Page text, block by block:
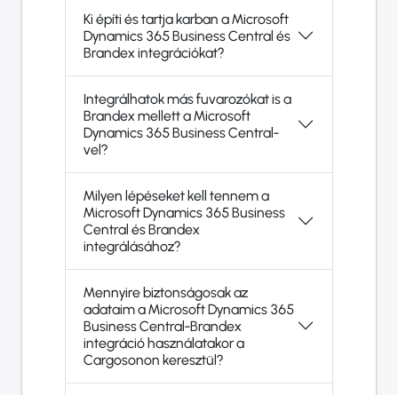
Ki építi és tartja karban a Microsoft
Dynamics 365 Business Central és
Brandex integrációkat?
Integrálhatok más fuvarozókat is a
Brandex mellett a Microsoft
Dynamics 365 Business Central-
vel?
Milyen lépéseket kell tennem a
Microsoft Dynamics 365 Business
Central és Brandex
integrálásához?
Mennyire biztonságosak az
adataim a Microsoft Dynamics 365
Business Central-Brandex
integráció használatakor a
Cargosonon keresztül?